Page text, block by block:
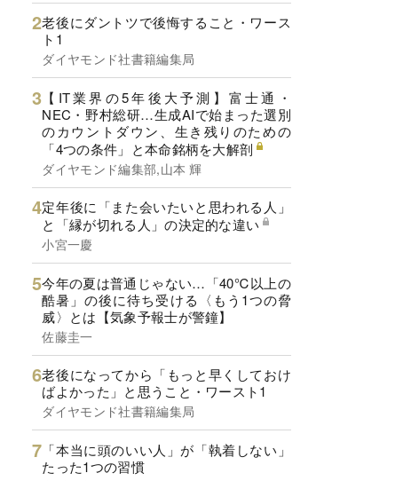
老後にダントツで後悔すること・ワース
ト1
ダイヤモンド社書籍編集局
【IT業界の5年後大予測】富士通・
NEC・野村総研…生成AIで始まった選別
のカウントダウン、生き残りのための
「4つの条件」と本命銘柄を大解剖
ダイヤモンド編集部,山本 輝
定年後に「また会いたいと思われる人」
と「縁が切れる人」の決定的な違い
小宮一慶
今年の夏は普通じゃない…「40℃以上の
酷暑」の後に待ち受ける〈もう1つの脅
威〉とは【気象予報士が警鐘】
佐藤圭一
老後になってから「もっと早くしておけ
ばよかった」と思うこと・ワースト1
ダイヤモンド社書籍編集局
「本当に頭のいい人」が「執着しない」
たった1つの習慣